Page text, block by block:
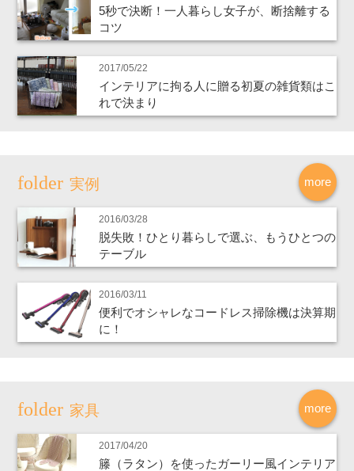
5秒で決断！一人暮らし女子が、断捨離する
コツ
2017/05/22
インテリアに拘る人に贈る初夏の雑貨類はこ
れで決まり
more
実例
2016/03/28
脱失敗！ひとり暮らしで選ぶ、もうひとつの
テーブル
2016/03/11
便利でオシャレなコードレス掃除機は決算期
に！
more
家具
2017/04/20
籐（ラタン）を使ったガーリー風インテリア